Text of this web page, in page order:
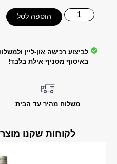
הוספה לסל
לביצוע רכישה און-ליין
באיסוף מסניף אילת בלבד!
משלוח מהיר עד הבית
לקוחות שקנו